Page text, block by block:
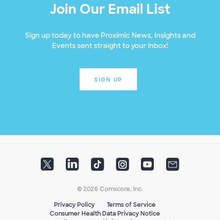
Join Our Email List
Sign up today to have Proximic News, Insights and
Events sent straight to your inbox!
SIGN UP
© 2026 Comscore, Inc.
Privacy Policy
Terms of Service
Consumer Health Data Privacy Notice